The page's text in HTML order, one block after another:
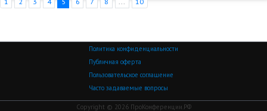
Политика конфиденциальности
Публичная оферта
Пользовательское соглашение
Часто задаваемые вопросы
Copyright © 2026 ПроКонференции.РФ